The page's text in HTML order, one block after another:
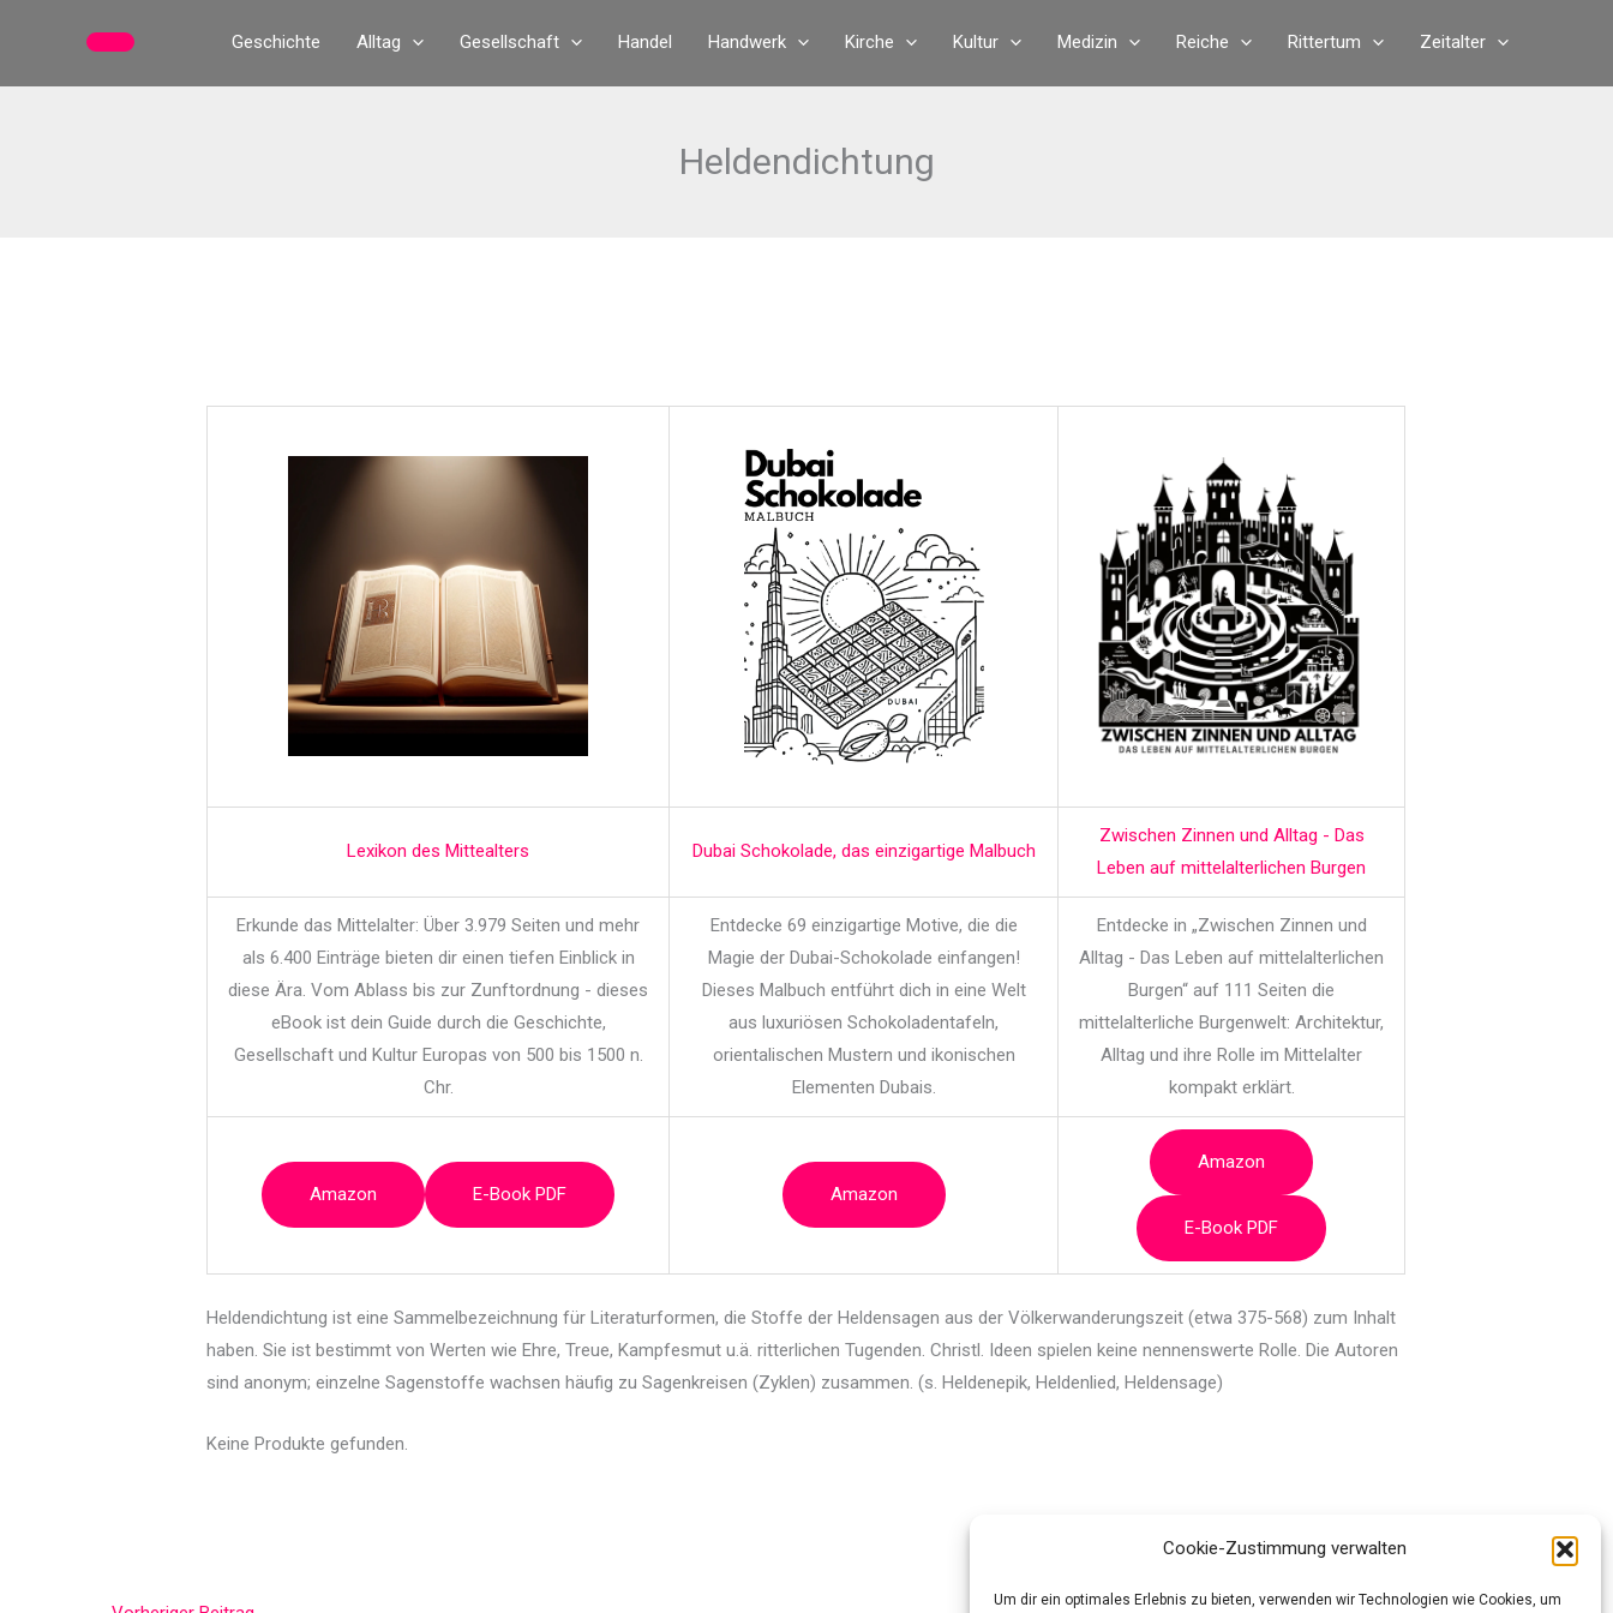
Cookie-Zustimmung verwalten
Um dir ein optimales Erlebnis zu bieten, verwenden wir Technologien wie Cookies, um
Geschichte Alltag Gesellschaft Handel Handwerk Kirche Kultur Medizin Reiche Rittertum Zeitalter
Heldendichtung
Lexikon des Mittealters Dubai Schokolade, das einzigartige Malbuch
Zwischen Zinnen und Alltag - Das
Leben auf mittelalterlichen Burgen
Erkunde das Mittelalter: Über 3.979 Seiten und mehr
als 6.400 Einträge bieten dir einen tiefen Einblick in
diese Ära. Vom Ablass bis zur Zunftordnung - dieses
eBook ist dein Guide durch die Geschichte,
Gesellschaft und Kultur Europas von 500 bis 1500 n.
Chr.
Entdecke 69 einzigartige Motive, die die
Magie der Dubai-Schokolade einfangen!
Dieses Malbuch entführt dich in eine Welt
aus luxuriösen Schokoladentafeln,
orientalischen Mustern und ikonischen
Elementen Dubais.
Entdecke in „Zwischen Zinnen und
Alltag - Das Leben auf mittelalterlichen
Burgen“ auf 111 Seiten die
mittelalterliche Burgenwelt: Architektur,
Alltag und ihre Rolle im Mittelalter
kompakt erklärt.
Amazon E-Book PDF Amazon
Amazon
E-Book PDF
Heldendichtung ist eine Sammelbezeichnung für Literaturformen, die Stoffe der Heldensagen ausder Völkerwanderungszeit (etwa 375-568) zum Inhalt
haben. Sie ist bestimmt von Werten wie Ehre, Treue, Kampfesmut u.ä. ritterlichen Tugenden. Christl. Ideen spielen keine nennenswerte Rolle. Die Autoren
sind anonym; einzelne Sagenstoffe wachsen häufig zu Sagenkreisen (Zyklen) zusammen. (s. Heldenepik, Heldenlied, Heldensage)
Keine Produkte gefunden.